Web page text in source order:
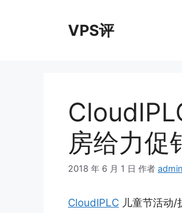
VPS评
房给力促
2018 年 6 月 1 日 作者 admin
CloudIPLC 儿童节活动/